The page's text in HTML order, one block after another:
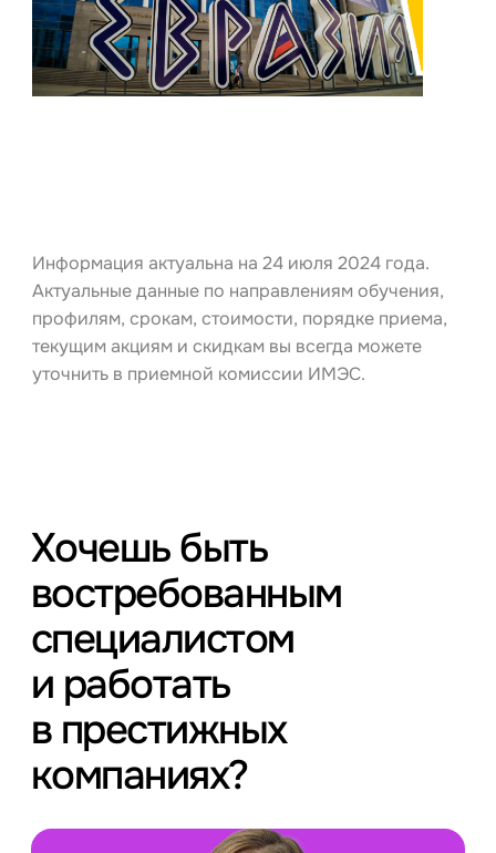
Информация актуальна на 24 июля 2024 года.
Актуальные данные по направлениям обучения,
профилям, срокам, стоимости, порядке приема,
текущим акциям и скидкам вы всегда можете
уточнить в приемной комиссии ИМЭС.
Хочешь быть
востребованным
специалистом
и работать
в престижных
компаниях?